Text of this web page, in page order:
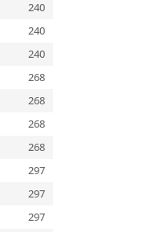
240
240
240
268
268
268
268
297
297
297